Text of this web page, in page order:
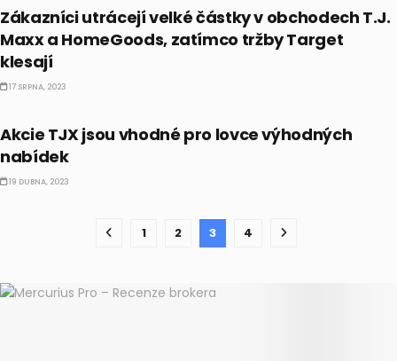
Zákazníci utrácejí velké částky v obchodech T.J.
Maxx a HomeGoods, zatímco tržby Target
klesají
17 SRPNA, 2023
Akcie TJX jsou vhodné pro lovce výhodných
nabídek
19 DUBNA, 2023
1 2 3 4